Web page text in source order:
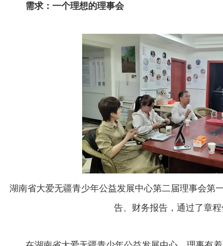
需求：一个理想的理事会
湖南省大爱无疆青少年公益发展中心第二届理事会第
告、财务报告，通过了章